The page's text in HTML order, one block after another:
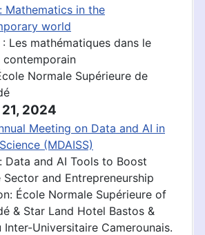
Mathematics in the
world
: Les mathématiques dans le
contemporain
Normale Supérieure de
2024
Meeting on Data and AI in
(MDAISS)
Data and AI Tools to Boost
Sector and Entrepreneurship
École Normale Supérieure of
& Star Land Hotel Bastos &
Inter-Universitaire Camerounais.